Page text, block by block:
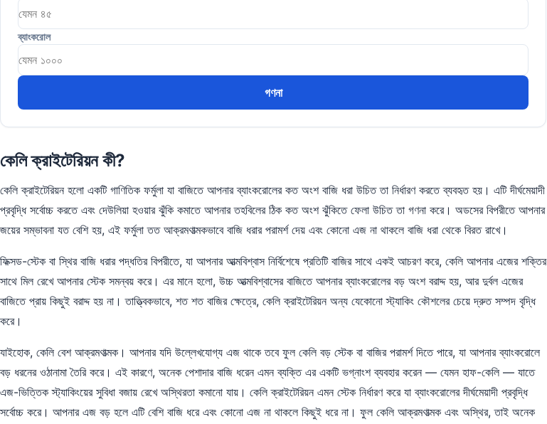
ব্যাংকরোল
গণনা
কেলি ক্রাইটেরিয়ন কী?
কেলি ক্রাইটেরিয়ন হলো একটি গাণিতিক ফর্মুলা যা বাজিতে আপনার ব্যাংকরোলের কত অংশ বাজি ধরা উচিত তা নির্ধারণ করতে ব্যবহৃত হয়। এটি দীর্ঘমেয়াদী
প্রবৃদ্ধি সর্বোচ্চ করতে এবং দেউলিয়া হওয়ার ঝুঁকি কমাতে আপনার তহবিলের ঠিক কত অংশ ঝুঁকিতে ফেলা উচিত তা গণনা করে। অডসের বিপরীতে আপনার
জয়ের সম্ভাবনা যত বেশি হয়, এই ফর্মুলা তত আক্রমণাত্মকভাবে বাজি ধরার পরামর্শ দেয় এবং কোনো এজ না থাকলে বাজি ধরা থেকে বিরত রাখে।
ফিক্সড-স্টেক বা স্থির বাজি ধরার পদ্ধতির বিপরীতে, যা আপনার আত্মবিশ্বাস নির্বিশেষে প্রতিটি বাজির সাথে একই আচরণ করে, কেলি আপনার এজের শক্তির
সাথে মিল রেখে আপনার স্টেক সমন্বয় করে। এর মানে হলো, উচ্চ আত্মবিশ্বাসের বাজিতে আপনার ব্যাংকরোলের বড় অংশ বরাদ্দ হয়, আর দুর্বল এজের
বাজিতে প্রায় কিছুই বরাদ্দ হয় না। তাত্ত্বিকভাবে, শত শত বাজির ক্ষেত্রে, কেলি ক্রাইটেরিয়ন অন্য যেকোনো স্ট্যাকিং কৌশলের চেয়ে দ্রুত সম্পদ বৃদ্ধি
করে।
যাইহোক, কেলি বেশ আক্রমণাত্মক। আপনার যদি উল্লেখযোগ্য এজ থাকে তবে ফুল কেলি বড় স্টেক বা বাজির পরামর্শ দিতে পারে, যা আপনার ব্যাংকরোলে
বড় ধরনের ওঠানামা তৈরি করে। এই কারণে, অনেক পেশাদার বাজি ধরেন এমন ব্যক্তি এর একটি ভগ্নাংশ ব্যবহার করেন — যেমন হাফ-কেলি — যাতে
এজ-ভিত্তিক স্ট্যাকিংয়ের সুবিধা বজায় রেখে অস্থিরতা কমানো যায়। কেলি ক্রাইটেরিয়ন এমন স্টেক নির্ধারণ করে যা ব্যাংকরোলের দীর্ঘমেয়াদী প্রবৃদ্ধি
সর্বোচ্চ করে। আপনার এজ বড় হলে এটি বেশি বাজি ধরে এবং কোনো এজ না থাকলে কিছুই ধরে না। ফুল কেলি আক্রমণাত্মক এবং অস্থির, তাই অনেক